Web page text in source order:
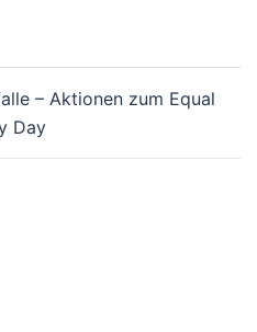
– Aktionen zum Equal
Day